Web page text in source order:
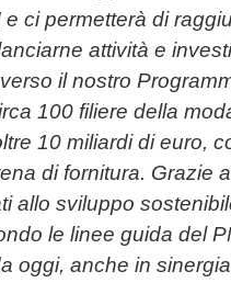
ci permetterà di
attività e
il nostro
100 filiere della
10 miliardi di euro,
di fornitura. Grazie
allo sviluppo
le linee guida del
oggi, anche in